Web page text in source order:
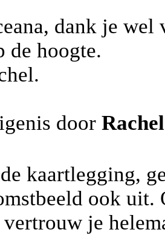
dank je wel
de hoogte.
door Rachel
kaartlegging,
ook uit.
je